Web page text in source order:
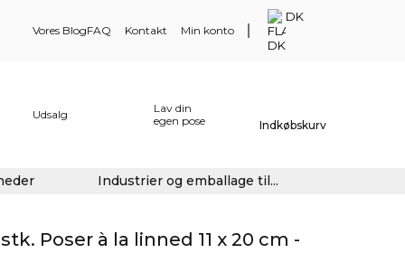
Vores BlogFAQ Kontakt Min konto
DK
Udsalg
Lav din
egen pose
Indkøbskurv
Industrier og emballage til...
stk. Poser à la linned 11 x 20 cm -